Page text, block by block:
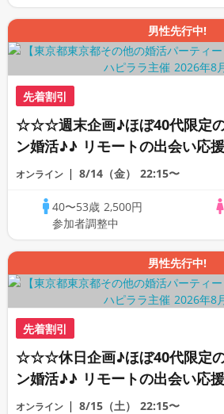
男性先行中!
先着割引
☆☆☆週末企画♪ほぼ40代限定
ン婚活♪♪ リモートの出会い応
ちで乾杯しませんか♪♪ ☆全国の
PARTY!!
オンライン 8/14（金） 22:15〜
40〜53歳 2,500円
参加者調整中
男性先行中!
先着割引
☆☆☆休日企画♪ほぼ40代限定
ン婚活♪♪ リモートの出会い応
ちで乾杯しませんか♪♪ ☆全国の
オンライン 8/15（土） 22:15〜